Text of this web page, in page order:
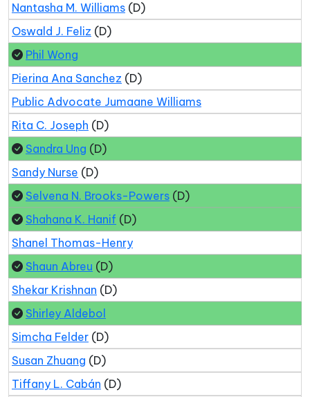
Nantasha M. Williams (D)
Oswald J. Feliz (D)
Phil Wong
Pierina Ana Sanchez (D)
Public Advocate Jumaane Williams
Rita C. Joseph (D)
Sandra Ung (D)
Sandy Nurse (D)
Selvena N. Brooks-Powers (D)
Shahana K. Hanif (D)
Shanel Thomas-Henry
Shaun Abreu (D)
Shekar Krishnan (D)
Shirley Aldebol
Simcha Felder (D)
Susan Zhuang (D)
Tiffany L. Cabán (D)